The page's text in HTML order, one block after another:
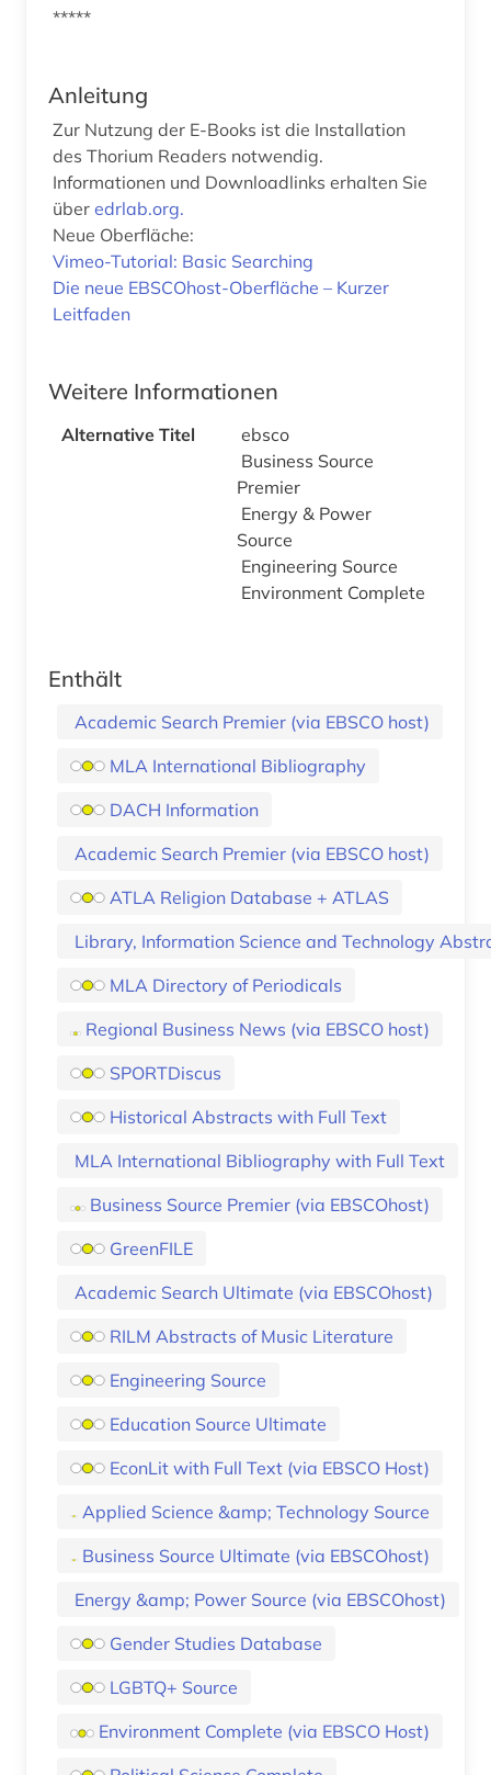
*****
Anleitung
Zur Nutzung der E-Books ist die Installation
des Thorium Readers notwendig.
Informationen und Downloadlinks erhalten Sie
über edrlab.org.
Neue Oberfläche:
Vimeo-Tutorial: Basic Searching
Die neue EBSCOhost-Oberfläche – Kurzer
Leitfaden
Weitere Informationen
Alternative Titel
ebsco
Business Source
Premier
Energy & Power
Source
Engineering Source
Environment Complete
Enthält
Academic Search Premier (via EBSCO host)
MLA International Bibliography
DACH Information
Academic Search Premier (via EBSCO host)
ATLA Religion Database + ATLAS
Library, Information Science and Technology
MLA Directory of Periodicals
Regional Business News (via EBSCO host)
SPORTDiscus
Historical Abstracts with Full Text
MLA International Bibliography with Full Text
Business Source Premier (via EBSCOhost)
GreenFILE
Academic Search Ultimate (via EBSCOhost)
RILM Abstracts of Music Literature
Engineering Source
Education Source Ultimate
EconLit with Full Text (via EBSCO Host)
Applied Science &amp; Technology Source
Business Source Ultimate (via EBSCOhost)
Energy &amp; Power Source (via EBSCOhost)
Gender Studies Database
LGBTQ+ Source
Environment Complete (via EBSCO Host)